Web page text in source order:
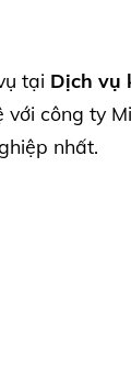
tại Dịch vụ
với công ty
nhất.